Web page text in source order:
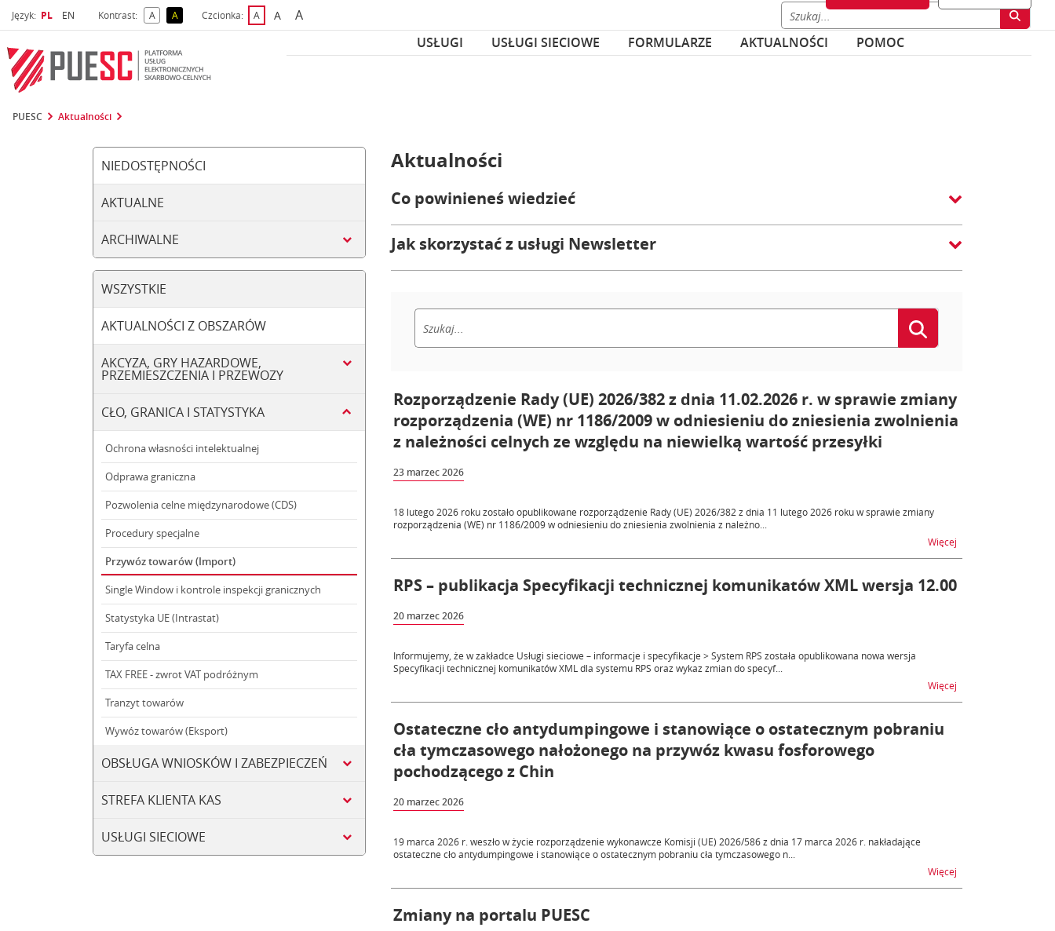
Język: Wybrany język
PL Wybierz język
EN Kontrast: Akontrast domyślny
Akontrast żółty tekst na czarnym tle
Czcionka: Adomyślna czcionka
Awiększa czcionka
Anajwiększa czcionka
USŁUGI
USŁUGI SIECIOWE FORMULARZE AKTUALNOŚCI POMOC
PUESC Aktualności
NIEDOSTĘPNOŚCI
AKTUALNE
ARCHIWALNE
WSZYSTKIE
AKTUALNOŚCI Z OBSZARÓW
AKCYZA, GRY HAZARDOWE,
PRZEMIESZCZENIA I PRZEWOZY
CŁO, GRANICA I STATYSTYKA
Ochrona własności intelektualnej
Odprawa graniczna
Pozwolenia celne międzynarodowe (CDS)
Procedury specjalne
Przywóz towarów (Import)
Single Window i kontrole inspekcji granicznych
Statystyka UE (Intrastat)
Taryfa celna
TAX FREE - zwrot VAT podróżnym
Tranzyt towarów
Wywóz towarów (Eksport)
OBSŁUGA WNIOSKÓW I ZABEZPIECZEŃ
STREFA KLIENTA KAS
USŁUGI SIECIOWE
Aktualności
Co powinieneś wiedzieć
Jak skorzystać z usługi Newsletter
Rozporządzenie Rady (UE) 2026/382 z dnia 11.02.2026 r. w sprawie zmiany
rozporządzenia (WE) nr 1186/2009 w odniesieniu do zniesienia zwolnienia
z należności celnych ze względu na niewielką wartość przesyłki
23 marzec 2026
18 lutego 2026 roku zostało opublikowane rozporządzenie Rady (UE) 2026/382 z dnia 11 lutego 2026 roku w sprawie zmiany
rozporządzenia (WE) nr 1186/2009 w odniesieniu do zniesienia zwolnienia z należno...
Więcej
RPS – publikacja Specyfikacji technicznej komunikatów XML wersja 12.00
20 marzec 2026
Informujemy, że w zakładce Usługi sieciowe – informacje i specyfikacje > System RPS została opublikowana nowa wersja
Specyfikacji technicznej komunikatów XML dla systemu RPS oraz wykaz zmian do specyf...
Więcej
Ostateczne cło antydumpingowe i stanowiące o ostatecznym pobraniu
cła tymczasowego nałożonego na przywóz kwasu fosforowego
pochodzącego z Chin
20 marzec 2026
19 marca 2026 r. weszło w życie rozporządzenie wykonawcze Komisji (UE) 2026/586 z dnia 17 marca 2026 r. nakładające
ostateczne cło antydumpingowe i stanowiące o ostatecznym pobraniu cła tymczasowego n...
Więcej
Zmiany na portalu PUESC